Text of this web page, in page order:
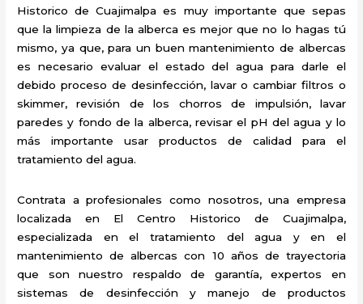
Historico de Cuajimalpa es muy importante que sepas
que la limpieza de la alberca es mejor que no lo hagas tú
mismo, ya que, para un buen mantenimiento de albercas
es necesario evaluar el estado del agua para darle el
debido proceso de desinfección, lavar o cambiar filtros o
skimmer, revisión de los chorros de impulsión, lavar
paredes y fondo de la alberca, revisar el pH del agua y lo
más importante usar productos de calidad para el
tratamiento del agua.
Contrata a profesionales como nosotros, una empresa
localizada en El Centro Historico de Cuajimalpa,
especializada en el tratamiento del agua y en el
mantenimiento de albercas con 10 años de trayectoria
que son nuestro respaldo de garantía, expertos en
sistemas de desinfección y manejo de productos